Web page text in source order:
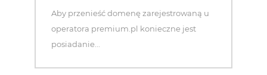
Aby przenieść domenę zarejestrowaną u
operatora premium.pl konieczne jest
posiadanie...